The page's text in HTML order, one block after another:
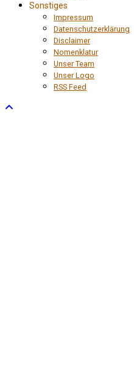
Sonstiges
Impressum
Datenschutzerklärung
Disclaimer
Nomenklatur
Unser Team
Unser Logo
RSS Feed